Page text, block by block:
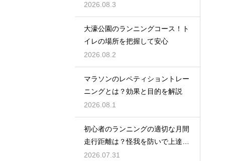
2026.08.3
大濠公園のランニングコース！ト
イレの場所を把握して安心
2026.08.2
マラソンのレペティショントレー
ニングとは？効果と目的を解説
2026.08.1
初心者のランニングの適切な月間
走行距離は？怪我を防いで上達す
るコツ
2026.07.31